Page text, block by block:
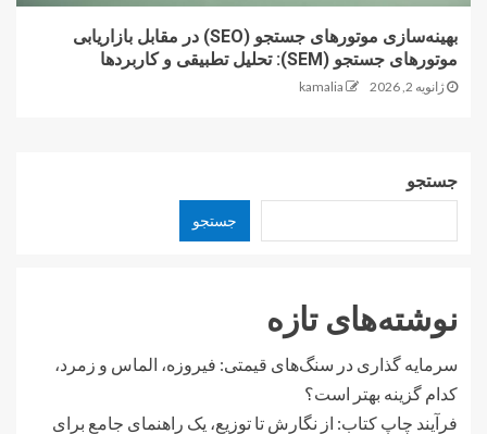
بهینه‌سازی موتورهای جستجو (SEO) در مقابل بازاریابی
موتورهای جستجو (SEM): تحلیل تطبیقی و کاربردها
ژانویه 2, 2026 kamalia
جستجو
جستجو
نوشته‌های تازه
سرمایه گذاری در سنگ‌های قیمتی: فیروزه، الماس و زمرد،
کدام گزینه بهتر است؟
فرآیند چاپ کتاب: از نگارش تا توزیع، یک راهنمای جامع برای